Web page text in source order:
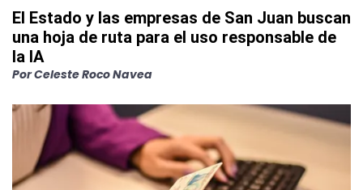
El Estado y las empresas de San Juan buscan
una hoja de ruta para el uso responsable de
la IA
PorCeleste Roco Navea